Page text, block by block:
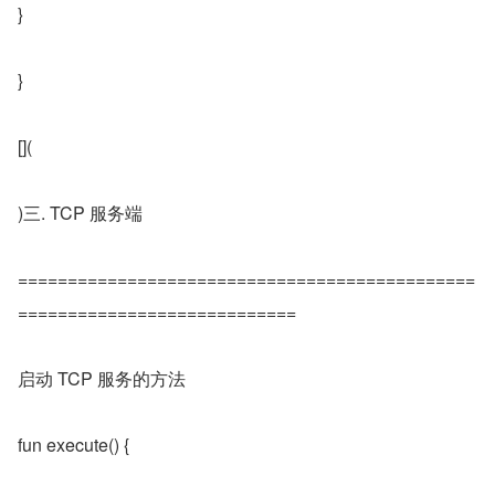
}
}
[](
)三. TCP 服务端
==============================================
============================
启动 TCP 服务的方法
fun execute() {